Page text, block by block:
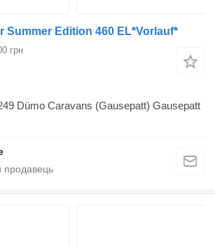
Summer Edition 460 EL*Vorlauf*
грн